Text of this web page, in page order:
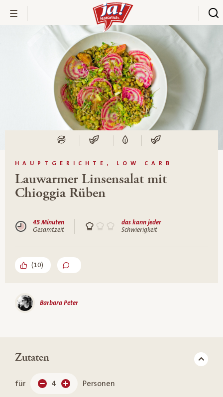
HAUPTGERICHTE, LOW CARB
Lauwarmer Linsensalat mit
Chioggia Rüben
45 Minuten
Gesamtzeit
das kann jeder
Schwierigkeit
(10)
Barbara Peter
Zutaten
für 4 Personen